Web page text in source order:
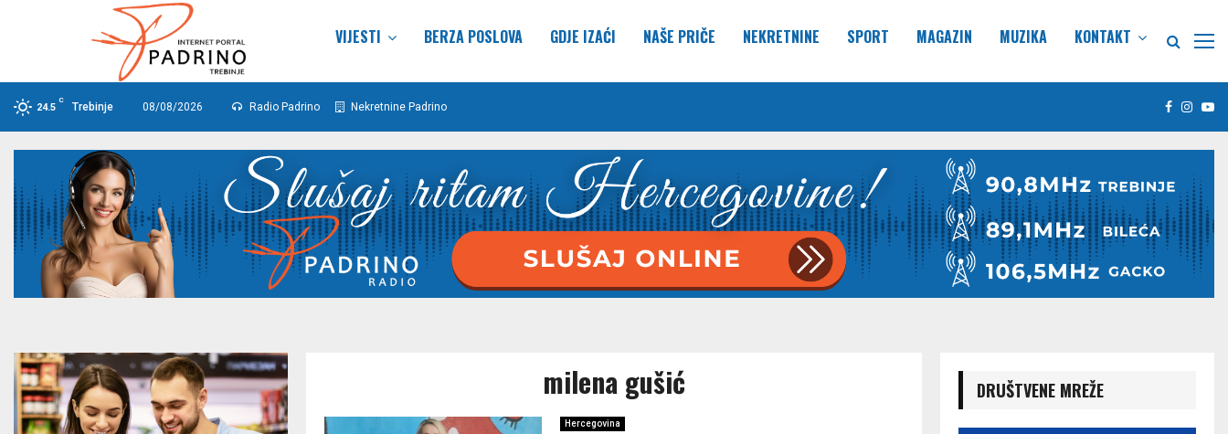
VIJESTI BERZA POSLOVA GDJE IZAĆI NAŠE PRIČE NEKRETNINE SPORT MAGAZIN MUZIKA KONTAKT
24.5
C
Trebinje 08/08/2026 Radio Padrino Nekretnine Padrino Facebook
milena gušić
Hercegovina
DRUŠTVENE MREŽE